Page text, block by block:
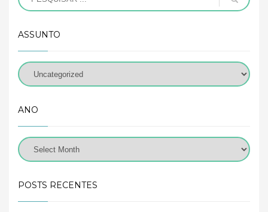
ASSUNTO
ANO
POSTS RECENTES